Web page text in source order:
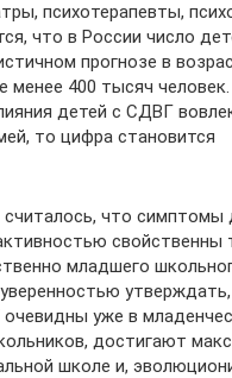
психотерапевты,
что в России число
прогнозе в
менее 400 тысяч
детей с СДВГ
то цифра становится
что симптомы
свойственны
младшего
уже в
достигают
школе и,